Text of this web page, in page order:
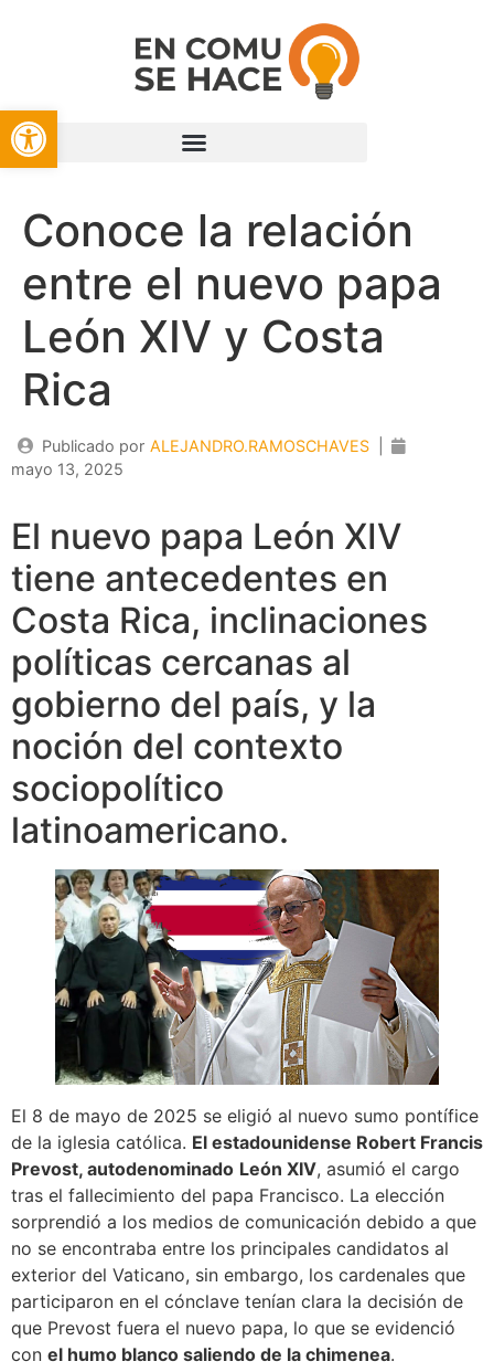
Open toolbar
Conoce la relación
entre el nuevo papa
León XIV y Costa
Rica
Publicado por ALEJANDRO.RAMOSCHAVES
mayo 13, 2025
El nuevo papa León XIV
tiene antecedentes en
Costa Rica, inclinaciones
políticas cercanas al
gobierno del país, y la
noción del contexto
sociopolítico
latinoamericano.
El 8 de mayo de 2025 se eligió al nuevo sumo pontífice
de la iglesia católica. El estadounidense Robert Francis
Prevost, autodenominado León XIV, asumió el cargo
tras el fallecimiento del papa Francisco. La elección
sorprendió a los medios de comunicación debido a que
no se encontraba entre los principales candidatos al
exterior del Vaticano, sin embargo, los cardenales que
participaron en el cónclave tenían clara la decisión de
que Prevost fuera el nuevo papa, lo que se evidenció
con el humo blanco saliendo de la chimenea.